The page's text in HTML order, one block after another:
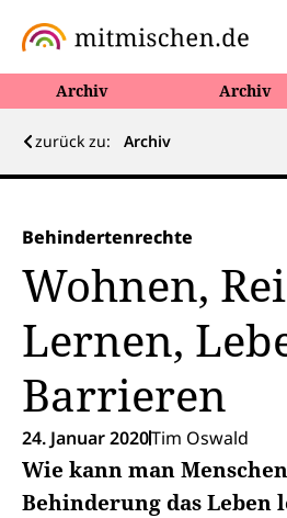
Archiv Archiv
zurück zu: Archiv
Behindertenrechte
Wohnen,
Lernen,
Barrieren
24. Januar 2020Tim Oswald
Wie kann man
Behinderung das Leben